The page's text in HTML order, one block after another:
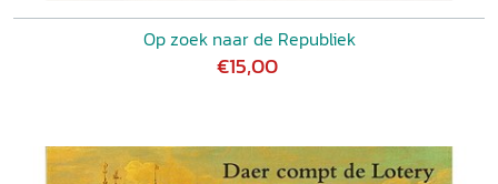
Op zoek naar de Republiek
€15,00